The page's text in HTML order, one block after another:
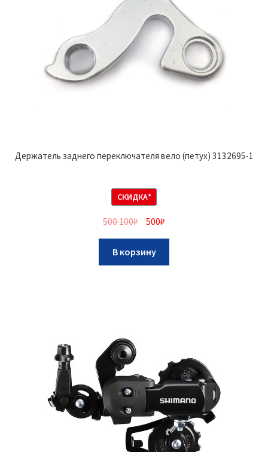
Держатель заднего переключателя вело (петух) 3132695-1
СКИДКА*
500 100₽ 500₽
В корзину